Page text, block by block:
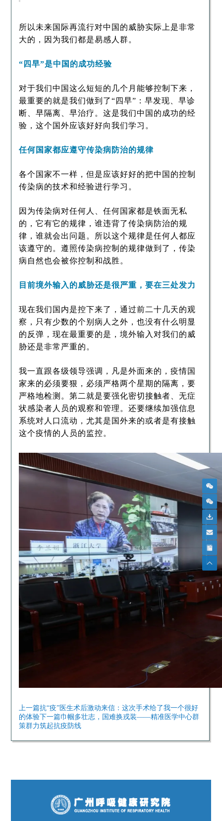
所以未来国际再流行对中国的威胁实际上是非常
大的，因为我们都是易感人群。
“四早”是中国的成功经验
对于我们中国这么短短的几个月能够控制下来，
最重要的就是我们做到了“四早”：早发现、早诊
断、早隔离、早治疗。这是我们中国的成功的经
验，这个国外应该好好向我们学习。
任何国家都应遵守传染病防治的规律
各个国家不一样，但是应该好好的把中国的控制
传染病的技术和经验进行学习。
因为传染病对任何人、任何国家都是铁面无私
的，它有它的规律，谁违背了传染病防治的规
律，谁就会出问题。所以这个规律是任何人都应
该遵守的。遵照传染病控制的规律做到了，传染
病自然也会被你控制和战胜。
目前境外输入的威胁还是很严重，要在三处发力
现在我们国内是控下来了，通过前二十几天的观
察，只有少数的个别病人之外，也没有什么明显
的反弹，现在最重要的是，境外输入对我们的威
胁还是非常严重的。
我一直跟各级领导强调，凡是外面来的，疫情国
家来的必须要狠，必须严格两个星期的隔离，要
严格地检测。第二就是要强化密切接触者、无症
状感染者人员的观察和管理。还要继续加强信息
系统对人口流动，尤其是国外来的或者是有接触
这个疫情的人员的监控。
上一篇抗“疫”医生术后激动来信：这次手术给了我一个很好
的体验下一篇巾帼多壮志，国难换戎装——精准医学中心群
策群力筑起抗疫防线